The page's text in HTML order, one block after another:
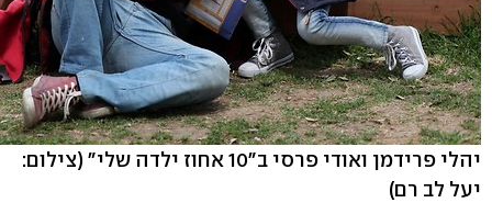
יהלי פרידמן ואודי פרסי ב"10 אחוז ילדה שלי"
(צילום:
יעל לב רם)